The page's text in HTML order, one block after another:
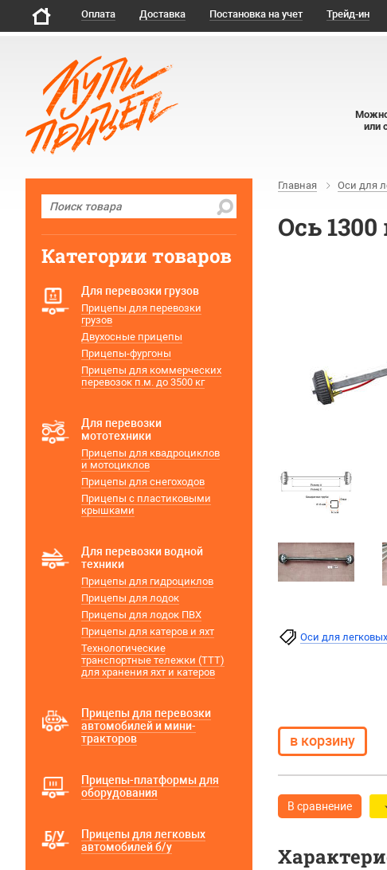
Оплата Доставка Постановка на учет Трейд-ин
Можно
или
Главная Оси для
Ось
Оси для
В сравнение
Категории товаров
Для перевозки грузов
Прицепы для перевозки
грузов
Двухосные прицепы
Прицепы-фургоны
Прицепы для коммерческих
перевозок п.м. до 3500 кг
Для перевозки
мототехники
Прицепы для квадроциклов
и мотоциклов
Прицепы для снегоходов
Прицепы с пластиковыми
крышками
Для перевозки водной
техники
Прицепы для гидроциклов
Прицепы для лодок
Прицепы для лодок ПВХ
Прицепы для катеров и яхт
Технологические
транспортные тележки (ТТТ)
для хранения яхт и катеров
Прицепы для перевозки
автомобилей и мини-
тракторов
Прицепы-платформы для
оборудования
Прицепы для легковых
автомобилей б/у